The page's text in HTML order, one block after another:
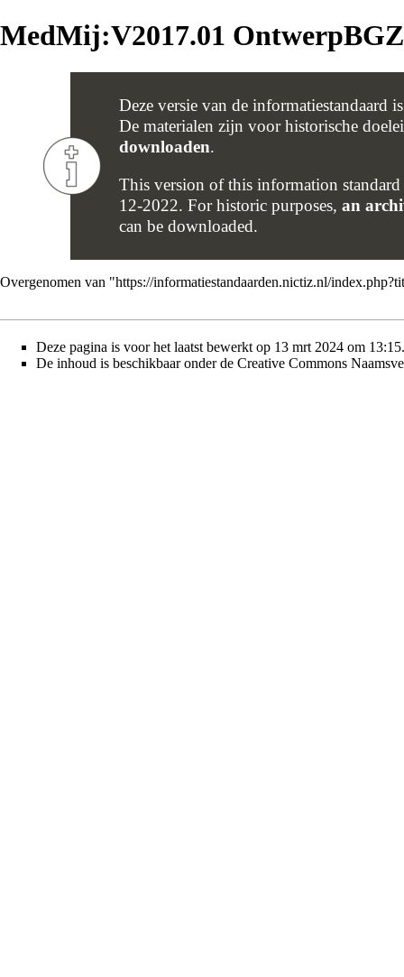
MedMij:V2017.01 OntwerpBGZ
Deze versie van de informatiestandaard
De materialen zijn voor historische
downloaden.
This version of this information standard
12-2022. For historic purposes, an
can be downloaded.
Overgenomen van "https://informatiestandaarden.nictiz.nl/
Deze pagina is voor het laatst bewerkt op 13 mrt 2024 om 13:15.
De inhoud is beschikbaar onder de Creative Commons